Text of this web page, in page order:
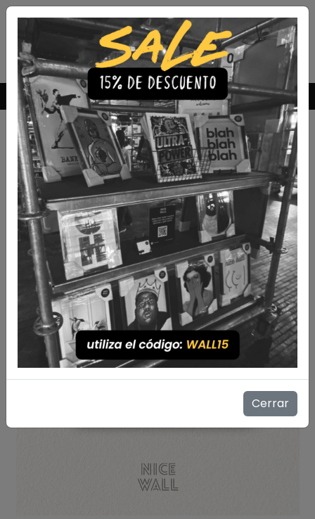
Envío Gratis a todo Chile comprando 3 o más productos
Cerrar